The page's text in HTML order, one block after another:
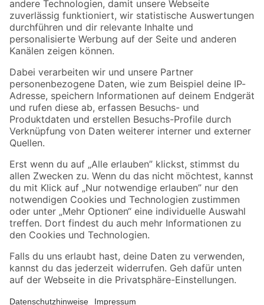
Zur Newsletter Anmeldung
Folge uns
Zahlungsarten Versandarten
Sicher einkaufen
Jetzt die toom-App herunterladen
Alle Preisangaben in EUR inkl. gesetzl. MwSt.. Die dargestellten Angebote sind unter
Umständen nicht in allen Märkten verfügbar. Die angegebenen Verfügbarkeiten beziehen
Produkte nur solange der Vorrat reicht.